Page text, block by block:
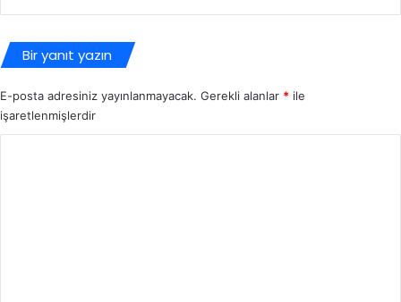
Bir yanıt yazın
E-posta adresiniz yayınlanmayacak. Gerekli alanlar * ile
işaretlenmişlerdir